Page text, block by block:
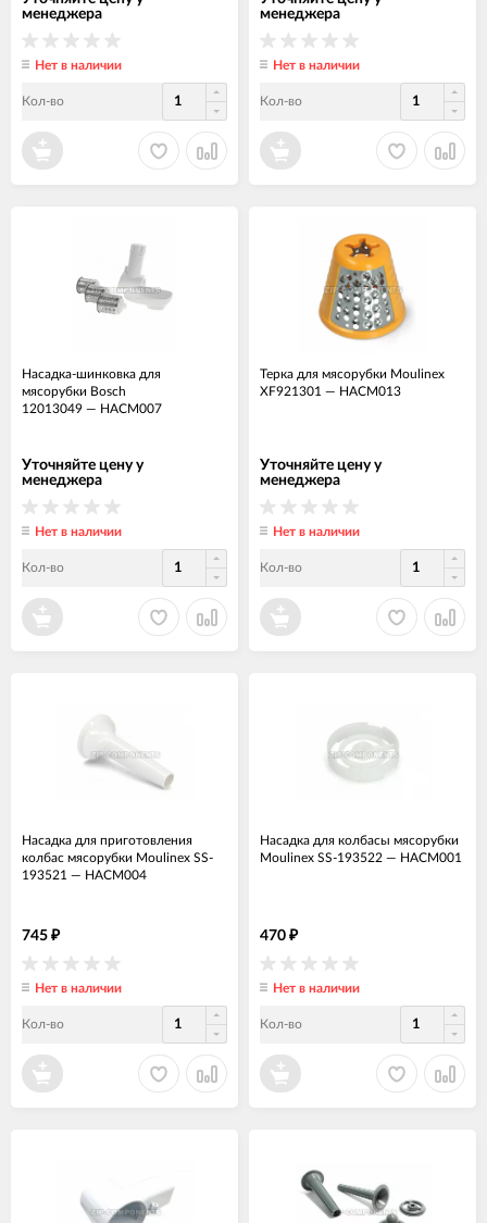
менеджера
Нет в наличии
Кол-во
менеджера
Нет в наличии
Кол-во
Насадка-шинковка для
мясорубки Bosch
12013049 — НАСМ007
Уточняйте цену у
менеджера
Нет в наличии
Кол-во
Терка для мясорубки Moulinex
XF921301 — НАСМ013
Уточняйте цену у
менеджера
Нет в наличии
Кол-во
Насадка для приготовления
колбас мясорубки Moulinex SS-
193521 — НАСМ004
745 ₽
Нет в наличии
Кол-во
Насадка для колбасы мясорубки
Moulinex SS-193522 — НАСМ001
470 ₽
Нет в наличии
Кол-во